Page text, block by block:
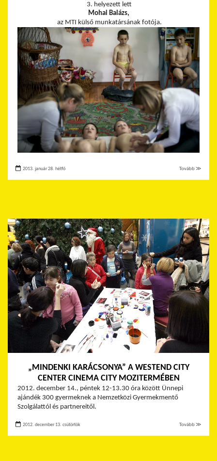
3. helyezett lett
Mohai Balázs,
az MTI külső munkatársának fotója.
2013. január 28. hétfő Tovább ≫
„MINDENKI KARÁCSONYA” A WESTEND CITY
CENTER CINEMA CITY MOZITERMÉBEN
2012. december 14., péntek 12-13.30 óra között Ünnepi
ajándék 300 gyermeknek a Nemzetközi Gyermekmentő
Szolgálattól és partnereitől.
2012. december 13. csütörtök Tovább ≫